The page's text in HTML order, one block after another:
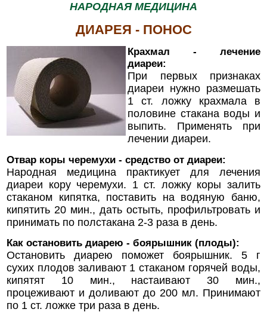
НАРОДНАЯ МЕДИЦИНА
ДИАРЕЯ - ПОНОС
Крахмал - лечение
диареи:
При первых признаках
диареи нужно размешать
1 ст. ложку крахмала в
половине стакана воды и
выпить. Применять при
лечении диареи.
Отвар коры черемухи - средство от диареи:
Народная медицина практикует для лечения
диареи кору черемухи. 1 ст. ложку коры залить
стаканом кипятка, поставить на водяную баню,
кипятить 20 мин., дать остыть, профильтровать и
принимать по полстакана 2-3 раза в день.
Как остановить диарею - боярышник (плоды):
Остановить диарею поможет боярышник. 5 г
сухих плодов заливают 1 стаканом горячей воды,
кипятят 10 мин., настаивают 30 мин.,
процеживают и доливают до 200 мл. Принимают
по 1 ст. ложке три раза в день.